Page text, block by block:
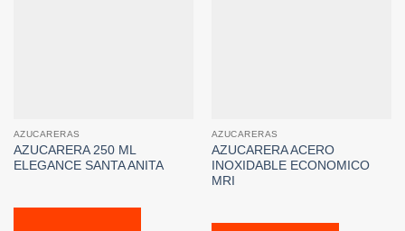
AZUCARERAS
AZUCARERA 250 ML
ELEGANCE SANTA ANITA
AZUCARERAS
AZUCARERA ACERO
INOXIDABLE ECONOMICO
MRI